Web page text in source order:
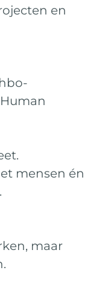
en
mensen én
maar